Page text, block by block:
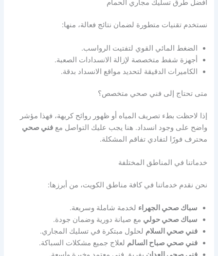
أفضل طرق تسليك مجاري الحمام
نستخدم تقنيات متطورة لضمان نتائج فعالة، منها:
الضغط المائي القوي لتفتيت الرواسب.
أجهزة شفط متخصصة لإزالة الانسدادات الصعبة.
الكاميرات الدقيقة لتحديد مواقع الانسداد بدقة.
متى تحتاج إلى فني صحي متخصص؟
إذا لاحظت بطء تصريف المياه أو ظهور روائح كريهة، فهذا مؤشر
واضح على وجود انسداد. هنا يجب عليك التواصل معفني صحي
محترف فورًا لتفادي تفاقم المشكلة.
خدماتنا في المناطق المختلفة
نحن نقدم خدماتنا في كافة مناطق الكويت، من أبرزها:
سباك صحي الجهراء لخدمة شاملة وسريعة.
سباك صحي حولي مع صيانة دورية وضمان جودة.
فني صحي السلام لحلول مبتكرة في تسليك المجاري.
فني صحي صباح السالم لعلاج جميع مشكلات السباكة.